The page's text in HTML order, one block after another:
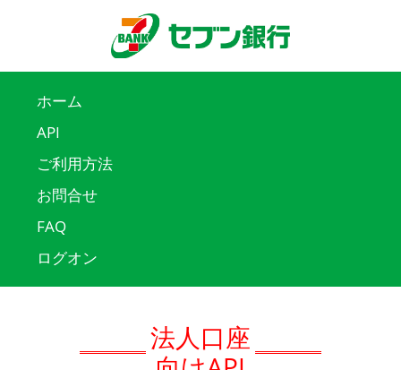
ホーム
API
ご利用方法
お問合せ
FAQ
ログオン